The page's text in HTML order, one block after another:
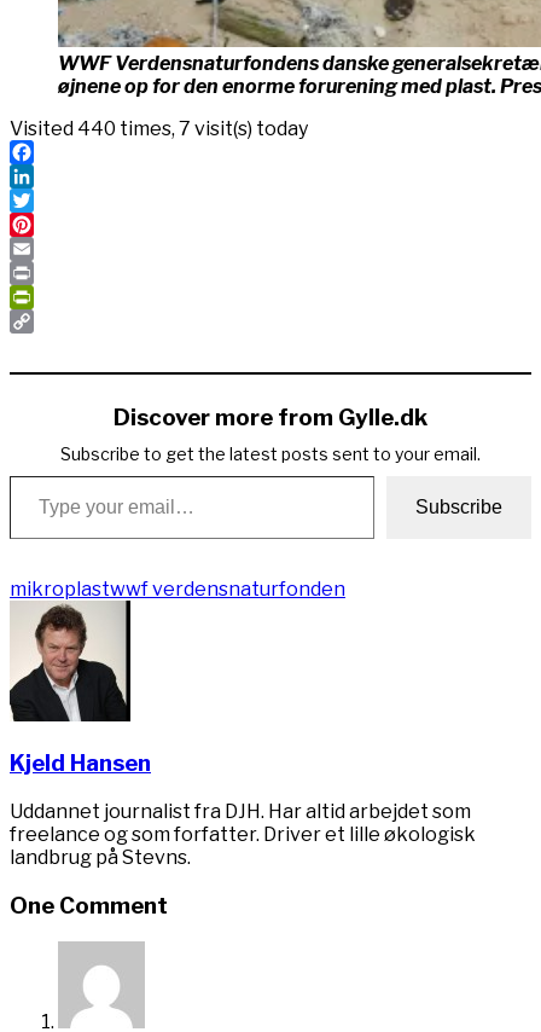
WWF Verdensnaturfondens danske
øjnene op for den enorme forurening med plast.
Visited 440 times, 7 visit(s) today
Facebook
LinkedIn
Twitter
Pinterest
Email
Print
PrintFriendly
Link
Discover more from Gylle.dk
Subscribe to get the latest posts sent to your email.
Type your email…
Subscribe
mikroplastwwf verdensnaturfonden
Kjeld Hansen
Uddannet journalist fra DJH. Har altid arbejdet som
freelance og som forfatter. Driver et lille økologisk
landbrug på Stevns.
One Comment